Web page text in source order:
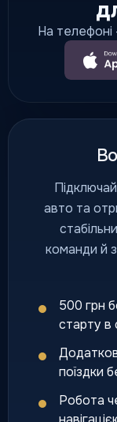
На телефоні
авто та
команди й
500 грн
старту в
поїздки
Робота